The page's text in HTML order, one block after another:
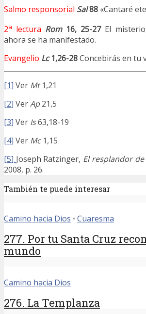
Salmo responsorial Sal88 «Cantaré
2a lectura Rom16, 25-27 El
ahora se ha manifestado.
Evangelio Lc1,26-28Concebirás en tu
[1] Ver Mt1,21
[2] VerAp21,5
[3] Ver Is63,18-19
[4] Ver Mc 1,15
[5] Joseph Ratzinger, El resplandor
2008, p. 26.
También te puede interesar
Camino hacia Dios • Cuaresma
277. Por tu Santa Cruz
mundo
Camino hacia Dios
276. La Templanza